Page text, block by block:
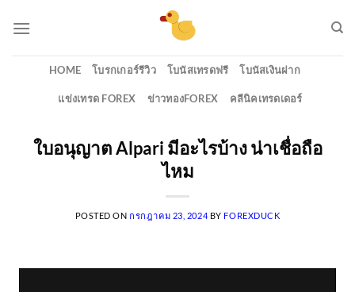
HOME โบรกเกอร์รีวิว โบนัสเทรดฟรี โบนัสเงินฝาก
แข่งเทรด FOREX ข่าวทองFOREX คลีนิคเทรดเดอร์
ใบอนุญาต Alpari มีอะไรบ้าง น่าเชื่อถือ
ไหม
POSTED ON กรกฎาคม 23, 2024 BY FOREXDUCK